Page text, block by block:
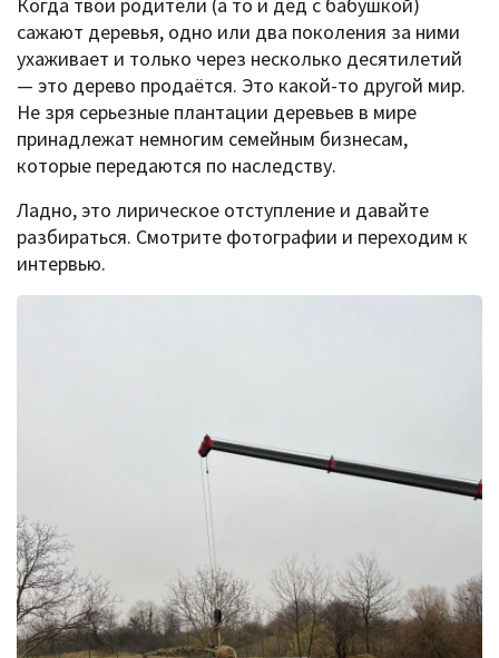
сажают деревья, одно или два поколения за ними
ухаживает и только через несколько десятилетий
— это дерево продаётся. Это какой-то другой мир.
Не зря серьезные плантации деревьев в мире
принадлежат немногим семейным бизнесам,
которые передаются по наследству.
Ладно, это лирическое отступление и давайте
разбираться. Смотрите фотографии и переходим к
интервью.